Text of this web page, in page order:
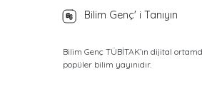
Bilim Genç' i Tanıyın
Bilim Genç TÜBİTAK’ın dijital
popüler bilim yayınıdır.